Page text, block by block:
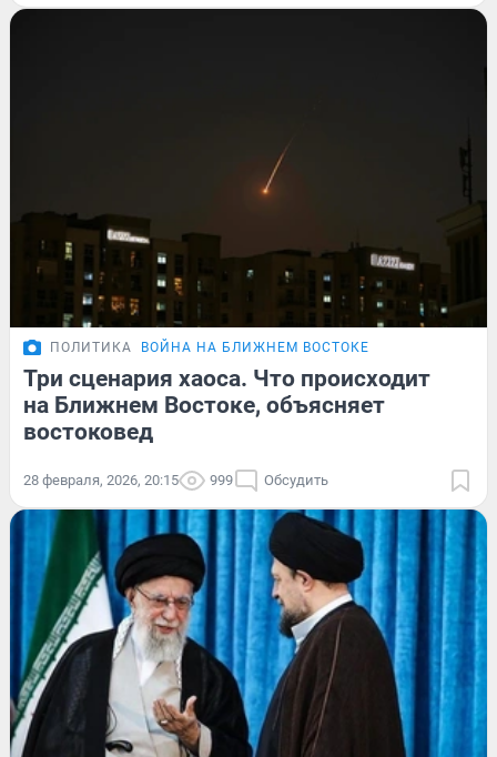
ПОЛИТИКА ВОЙНА НА БЛИЖНЕМ ВОСТОКЕ
Три сценария хаоса. Что происходит
на Ближнем Востоке, объясняет
востоковед
28 февраля, 2026, 20:15 999 Обсудить